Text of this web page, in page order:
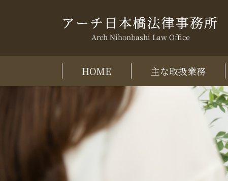
HOME 主な取扱業務